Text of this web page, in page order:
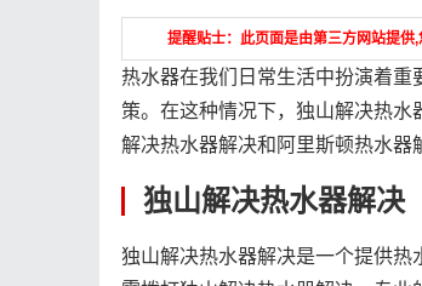
提醒贴士：此页面是由第三方网站提供
热水器在我们日常生活中扮演着
策。在这种情况下，独山解决热水
解决热水器解决和阿里斯顿热水器
独山解决热水器解决
独山解决热水器解决是一个提供热